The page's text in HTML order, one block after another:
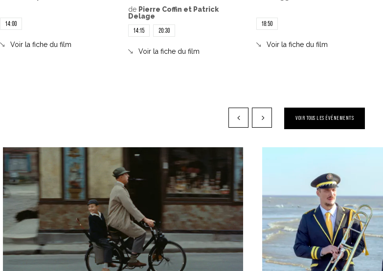
14:00
Voir la fiche du film
de Pierre Coffin et Patrick
Delage
14:15 20:30
Voir la fiche du film
18:50
Voir la fiche du film
VOIR TOUS LES ÉVÉNEMENTS